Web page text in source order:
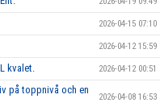
2026-04-15 07:10
2026-04-12 15:59
kvalet. 2026-04-12 00:51
på toppnivå och en
2026-04-08 16:53